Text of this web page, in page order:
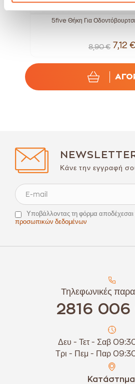
5five Θήκη Για
8,90 € 7,12 €
Κάνε την εγγραφή
Υποβάλλοντας τη φόρμα αποδέχεσαι
προσωπικών δεδομένων
Τηλεφωνικές
2816
Δευ - Τετ - Σαβ
Τρι - Πεμ - Παρ